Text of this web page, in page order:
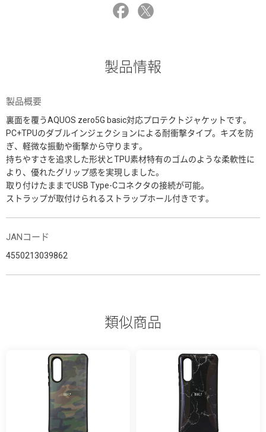
製品情報
製品概要
裏面を覆うAQUOS zero5G basic対応プロテクトジャケットです。
PC+TPUのダブルインジェクションによる耐衝撃タイプ。キズを防
ぎ、軽微な振動や衝撃から守ります。
持ちやすさを追求した形状とTPU素材特有のゴムのような柔軟性に
より、優れたグリップ感を実現しました。
取り付けたままでUSB Type-Cコネクタの接続が可能。
ストラップが取付けられるストラップホール付きです。
JANコード
4550213039862
類似商品